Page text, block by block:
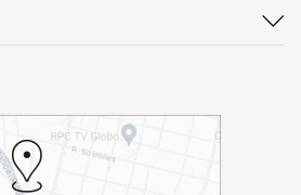
em um item que combina elegância,
com um único passo?